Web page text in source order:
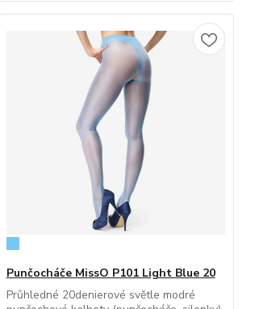
Punčocháče MissO P101 Light Blue 20
Průhledné 20denierové světle modré